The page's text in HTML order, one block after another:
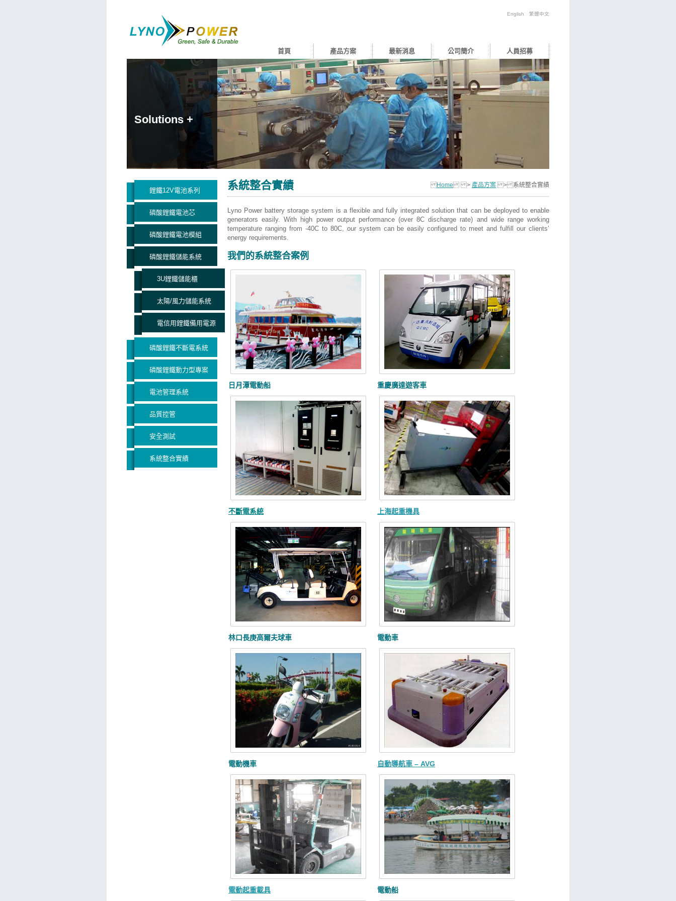
English 繁體中文
首頁 產品方案 最新消息 公司簡介 人員招募
Solutions +
鋰鐵12V電池系列
磷酸鋰鐵電池芯
磷酸鋰鐵電池模組
磷酸鋰鐵儲能系統
3U鋰鐵儲能櫃
太陽/風力儲能系統
電信用鋰鐵備用電源
磷酸鋰鐵不斷電系統
磷酸鋰鐵動力型專案
電池管理系統
品質控管
安全測試
系統整合實績
系統整合實績 Home > 產品方案 >系統整合實績
Lyno Power battery storage system is a flexible and fully integrated solution that can be deployed to enable
generators easily. With high power output performance (over 8C discharge rate) and wide range working
temperature ranging from -40C to 80C, our system can be easily configured to meet and fulfill our clients’
energy requirements.
我們的系統整合案例
日月潭電動船 重慶廣達遊客車
不斷電系統 上海起重機具
林口長庚高爾夫球車 電動車
電動機車 自動導航車 – AVG
電動起重載具 電動船